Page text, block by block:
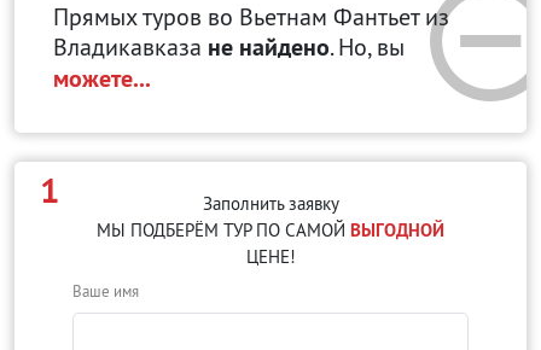
Прямых туров во Вьетнам Фантьет из
Владикавказа не найдено. Но, вы
можете...
1
Заполнить заявку
МЫ ПОДБЕРЁМ ТУР ПО САМОЙ ВЫГОДНОЙ
ЦЕНЕ!
Ваше имя